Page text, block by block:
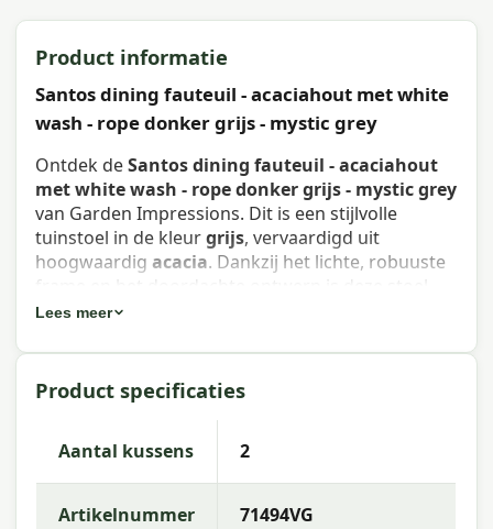
Product informatie
Santos dining fauteuil - acaciahout met white
wash - rope donker grijs - mystic grey
Ontdek deSantos dining fauteuil - acaciahout
met white wash - rope donker grijs - mystic grey
van Garden Impressions. Dit is een stijlvolle
tuinstoel in de kleurgrijs, vervaardigd uit
hoogwaardig acacia. Dankzij het lichte, robuuste
frame en het doordachte ontwerp is deze stoel
zowel comfortabel als weerbestendig — ideaal
Eigenschappen Santos dining
fauteuil - acaciahout met white
wash - rope donker grijs - mystic grey
Artikelnummer: 71494VG
Lees meer
Product specificaties
Aantal kussens 2
Artikelnummer 71494VG